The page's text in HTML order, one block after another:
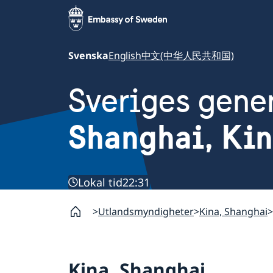
SvenskaEnglish中文(中华人民共和国)
Sveriges
Shanghai,
Lokal tid22:31
Utlandsmyndigheter Kina, Shanghai